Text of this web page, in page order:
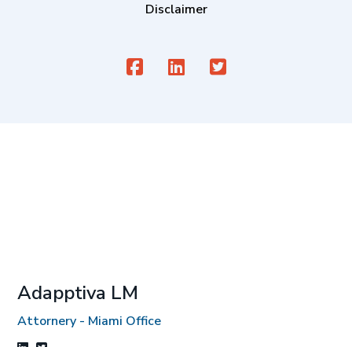
Disclaimer
Adapptiva LM
Attornery - Miami Office